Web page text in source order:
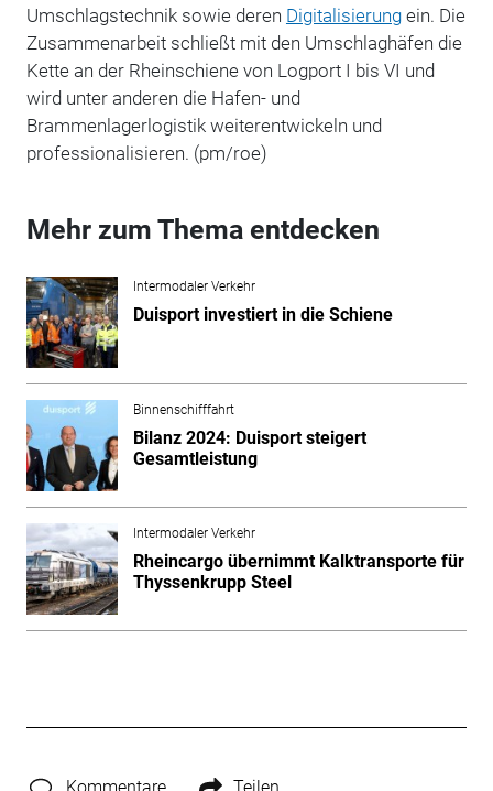
Umschlagstechnik sowie deren Digitalisierungein. Die
Zusammenarbeit schließt mit den Umschlaghäfen die
Kette an der Rheinschiene von Logport I bis VI und
wird unter anderen die Hafen- und
Brammenlagerlogistik weiterentwickeln und
professionalisieren. (pm/roe)
Mehr zum Thema entdecken
Intermodaler Verkehr
Duisport investiert in die Schiene
Binnenschifffahrt
Bilanz 2024: Duisport steigert
Gesamtleistung
Intermodaler Verkehr
Rheincargo übernimmt Kalktransporte für
Thyssenkrupp Steel